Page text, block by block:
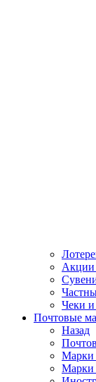
Акции
Чеки
Почтовые
Назад